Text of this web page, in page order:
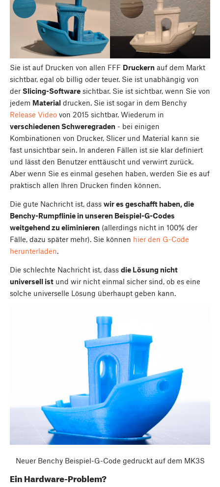
Sie ist auf Drucken von allen FFF Druckern auf dem Markt
sichtbar, egal ob billig oder teuer. Sie ist unabhängig von
der Slicing-Software sichtbar. Sie ist sichtbar, wenn Sie von
jedem Material drucken. Sie ist sogar in dem Benchy
Release Video von 2015 sichtbar. Wiederum in
verschiedenen Schweregraden - bei einigen
Kombinationen von Drucker, Slicer und Material kann sie
fast unsichtbar sein. In anderen Fällen ist sie klar definiert
und lässt den Benutzer enttäuscht und verwirrt zurück.
Aber wenn Sie es einmal gesehen haben, werden Sie es auf
praktisch allen Ihren Drucken finden können.
Die gute Nachricht ist, dass wir es geschafft haben, die
Benchy-Rumpflinie in unseren Beispiel-G-Codes
weitgehend zu eliminieren (allerdings nicht in 100% der
Fälle, dazu später mehr). Sie können hier den G-Code
herunterladen.
Die schlechte Nachricht ist, dass die Lösung nicht
universell ist und wir nicht einmal sicher sind, ob es eine
solche universelle Lösung überhaupt geben kann.
Neuer Benchy Beispiel-G-Code gedruckt auf dem MK3S
Ein Hardware-Problem?